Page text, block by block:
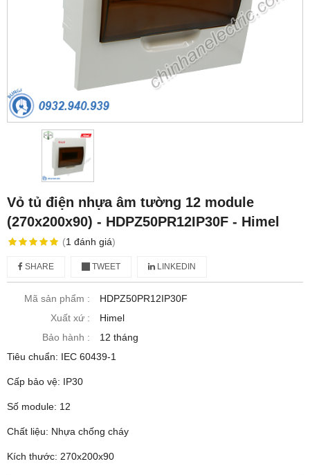
Vỏ tủ điện nhựa âm tường 12 module
(270x200x90) - HDPZ50PR12IP30F - Himel
(1 đánh giá)
SHARE TWEET LINKEDIN
Mã sản phẩm :
HDPZ50PR12IP30F
Xuất xứ :
Himel
Bảo hành :
12 tháng
Tiêu chuẩn: IEC 60439-1
Cấp bảo vệ: IP30
Số module: 12
Chất liệu: Nhựa chống cháy
Kích thước: 270x200x90